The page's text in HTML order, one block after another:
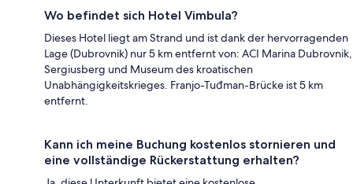
Wo befindet sich Hotel Vimbula?
Dieses Hotel liegt am Strand und ist dank der hervorragenden
Lage (Dubrovnik) nur 5 km entfernt von: ACI Marina Dubrovnik,
Sergiusberg und Museum des kroatischen
Unabhängigkeitskrieges. Franjo-Tuđman-Brücke ist 5 km
entfernt.
Kann ich meine Buchung kostenlos stornieren und
eine vollständige Rückerstattung erhalten?